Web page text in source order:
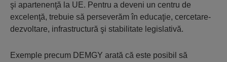
şi apartenenţă la UE. Pentru a deveni un centru de
excelenţă, trebuie să perseverăm în educaţie, cercetare-
dezvoltare, infrastructură şi stabilitate legislativă.
Exemple precum DEMGY arată că este posibil să